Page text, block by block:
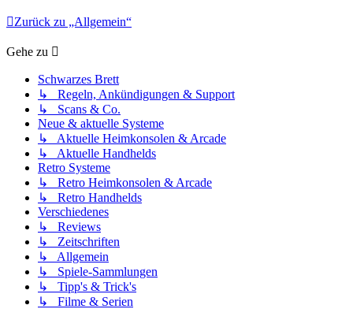
Zurück zu „Allgemein“
Gehe zu
Schwarzes Brett
↳ Regeln, Ankündigungen & Support
↳ Scans & Co.
Neue & aktuelle Systeme
↳ Aktuelle Heimkonsolen & Arcade
↳ Aktuelle Handhelds
Retro Systeme
↳ Retro Heimkonsolen & Arcade
↳ Retro Handhelds
Verschiedenes
↳ Reviews
↳ Zeitschriften
↳ Allgemein
↳ Spiele-Sammlungen
↳ Tipp's & Trick's
↳ Filme & Serien